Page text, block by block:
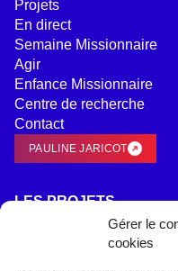
Gérer le
cookies
Projets
En direct
Semaine Missionnaire
Agir
Enfance Missionnaire
Centre de recherche
Contact
PAULINE JARICOT
LES PROJETS
Evangélisation et
Prêtres pour demain